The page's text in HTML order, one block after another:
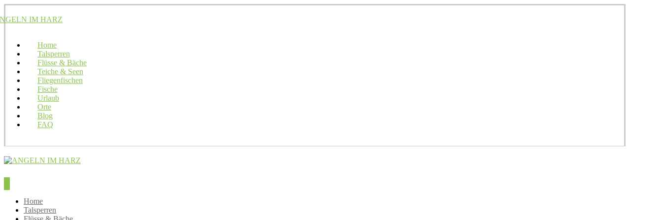
Home
Talsperren
Flüsse & Bäche
Teiche & Seen
Fliegenfischen
Fische
Urlaub
Orte
Blog
FAQ
Home
Talsperren